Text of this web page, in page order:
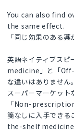
You can also find
the same effect.
「同じ効果のある
英語ネイティブス
medicine」と「
な違いはありません
スーパーマーケット
「Non-
箋なしに入手でき
the-shelf medicine